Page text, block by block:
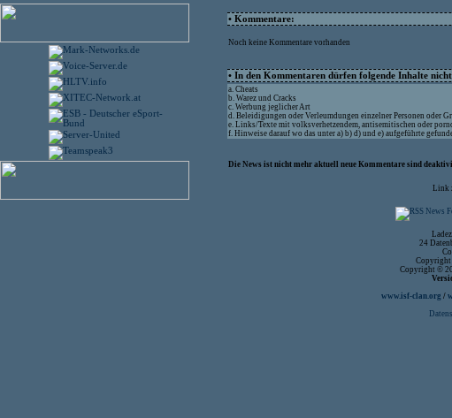
• Kommentare:
Noch keine Kommentare vorhanden
• In den Kommentaren dürfen folgende Inhalte
a. Cheats
b. Warez und Cracks
c. Werbung jeglicher Art
d. Beleidigungen oder Verleumdungen einzelner Personen oder
e. Links/Texte mit volksverhetzendem, antisemitischen oder
f. Hinweise darauf wo das unter a) b) d) und e) aufgeführte
Die News ist nicht mehr aktuell neue Kommentare sind
Link
24
Copyright
Copyright ©
www.isf-clan.org /